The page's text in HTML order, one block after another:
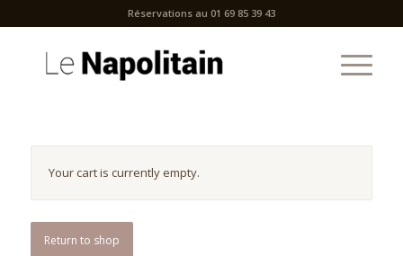
Réservations au 01 69 85 39 43
Your cart is currently empty.
Return to shop